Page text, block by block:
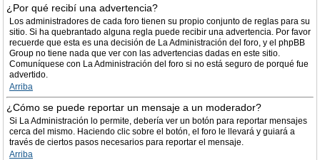
¿Por qué recibí una advertencia?
Los administradores de cada foro tienen su propio conjunto de reglas para su
sitio. Si ha quebrantado alguna regla puede recibir una advertencia. Por favor
recuerde que esta es una decisión de La Administración del foro, y el phpBB
Group no tiene nada que ver con las advertencias dadas en este sitio.
Comuníquese con La Administración del foro si no está seguro de porqué fue
advertido.
Arriba
¿Cómo se puede reportar un mensaje a un moderador?
Si La Administración lo permite, debería ver un botón para reportar mensajes
cerca del mismo. Haciendo clic sobre el botón, el foro le llevará y guiará a
través de ciertos pasos necesarios para reportar el mensaje.
Arriba